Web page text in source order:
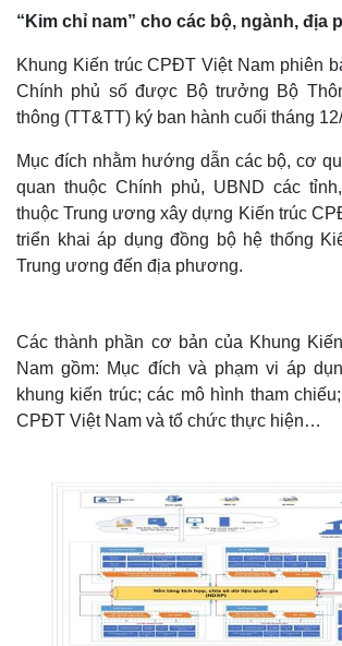
“Kim chỉ nam” cho các bộ, ngành, địa
Khung Kiến trúc CPĐT Việt Nam phiên
Chính phủ số được Bộ trưởng Bộ
thông (TT&TT) ký ban hành cuối tháng
Mục đích nhằm hướng dẫn các bộ, cơ
quan thuộc Chính phủ, UBND các
thuộc Trung ương xây dựng Kiến trúc
triển khai áp dụng đồng bộ hệ thống
Trung ương đến địa phương.
Các thành phần cơ bản của Khung
Nam gồm: Mục đích và phạm vi áp
khung kiến trúc; các mô hình tham
CPĐT Việt Nam và tổ chức thực hiện…